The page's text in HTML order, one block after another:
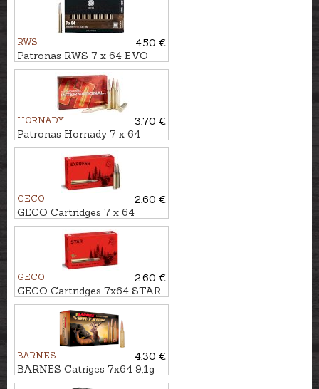
RWS
4.50 €
Patronas RWS 7 x 64 EVO
10,3g
HORNADY
3.70 €
Patronas Hornady 7 x 64
GMX 9,1g SPF International -
GECO
2.60 €
GECO Cartridges 7 x 64
Express 10,0g
GECO
2.60 €
GECO Cartridges 7x64 STAR
9,1g - Lead free
BARNES
4.30 €
BARNES Catriges 7x64 9,1g
TTSX BT